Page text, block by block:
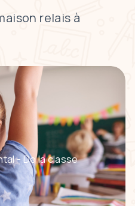
relais à
- De la classe